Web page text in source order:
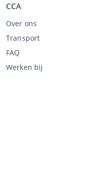
CCA
Over ons
Transport
FAQ
Werken bij